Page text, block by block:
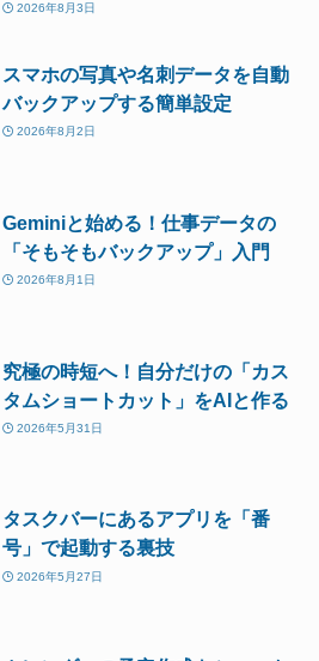
2026年8月3日
スマホの写真や名刺データを自動
バックアップする簡単設定
2026年8月2日
Geminiと始める！仕事データの
「そもそもバックアップ」入門
2026年8月1日
究極の時短へ！自分だけの「カス
タムショートカット」をAIと作る
2026年5月31日
タスクバーにあるアプリを「番
号」で起動する裏技
2026年5月27日